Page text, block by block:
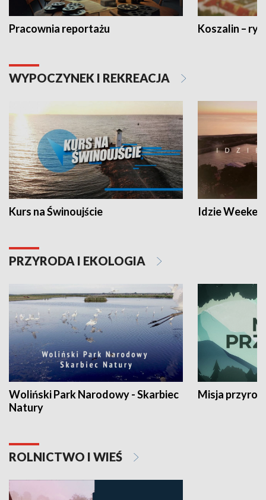
Pracownia reportażu Koszalin –
WYPOCZYNEK I REKREACJA
Kurs na Świnoujście Idzie
PRZYRODA I EKOLOGIA
Woliński Park Narodowy - Skarbiec
Natury
Misja
ROLNICTWO I WIEŚ